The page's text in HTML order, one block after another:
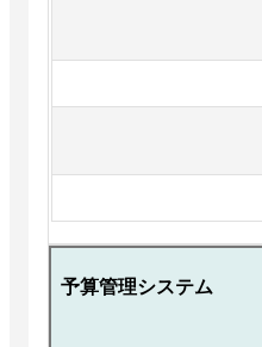
予算管理システム